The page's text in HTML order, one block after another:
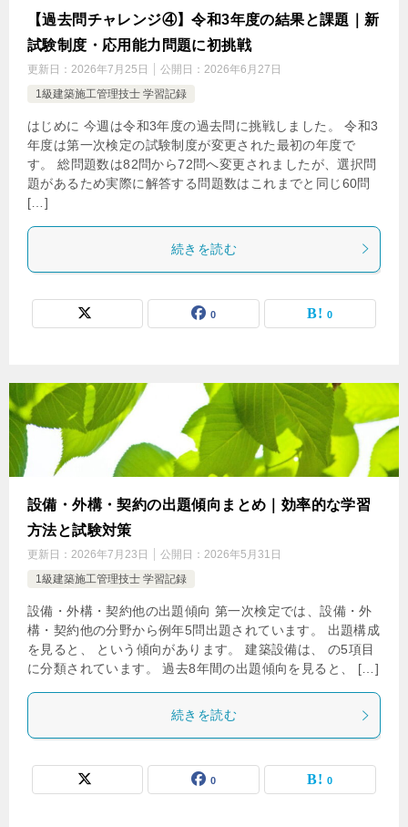
【過去問チャレンジ④】令和3年度の結果と課題｜新
試験制度・応用能力問題に初挑戦
更新日： 2026年7月25日 公開日： 2026年6月27日
1級建築施工管理技士 学習記録
はじめに 今週は令和3年度の過去問に挑戦しました。 令和3
年度は第一次検定の試験制度が変更された最初の年度で
す。 総問題数は82問から72問へ変更されましたが、選択問
題があるため実際に解答する問題数はこれまでと同じ60問
[…]
続きを読む
0 0
設備・外構・契約の出題傾向まとめ｜効率的な学習
方法と試験対策
更新日： 2026年7月23日 公開日： 2026年5月31日
1級建築施工管理技士 学習記録
設備・外構・契約他の出題傾向 第一次検定では、設備・外
構・契約他の分野から例年5問出題されています。 出題構成
を見ると、 という傾向があります。 建築設備は、 の5項目
に分類されています。 過去8年間の出題傾向を見ると、 […]
続きを読む
0 0